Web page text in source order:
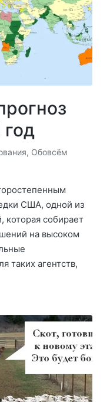
, Обовсём
США, одной из
которая собирает
на высоком
таких агентств,